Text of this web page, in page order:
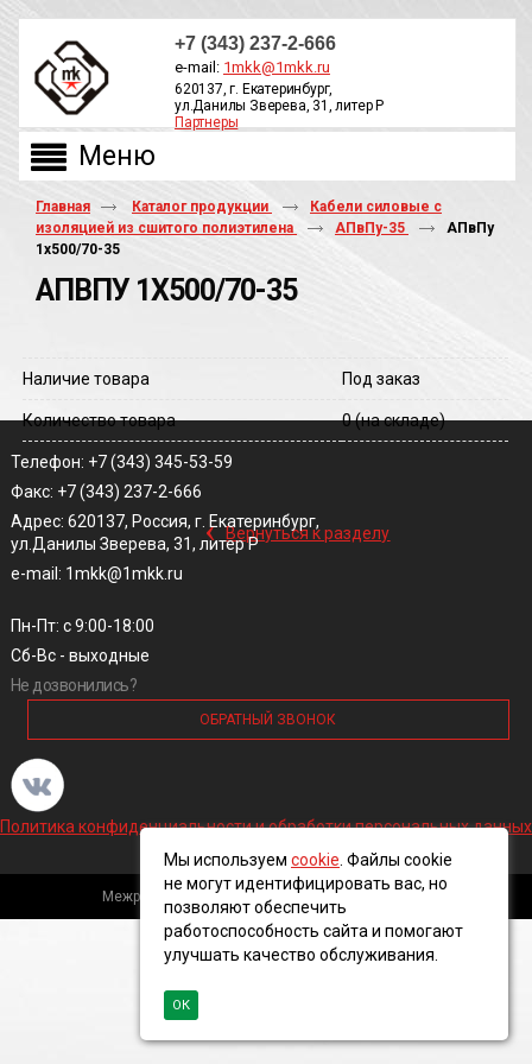
+7 (343) 237-2-666
e-mail: 1mkk@1mkk.ru
620137, г. Екатеринбург,
ул.Данилы Зверева, 31, литер Р
Партнеры
Главная Каталог продукции
Кабели силовые с
изоляцией из сшитого полиэтилена
АПвПу-35
АПвПу
1х500/70-35
АПВПУ 1Х500/70-35
Наличие товара Под заказ
Количество товара 0(на складе)
‹ Вернуться к разделу
Телефон: +7 (343) 345-53-59
Факс: +7 (343) 237-2-666
Адрес: 620137, Россия, г. Екатеринбург,
ул.Данилы Зверева, 31, литер Р
e-mail: 1mkk@1mkk.ru
Пн-Пт: с 9:00-18:00
Сб-Вс - выходные
Не дозвонились?
ОБРАТНЫЙ ЗВОНОК
Политика конфиденциальности и обработки персональных данных
Межрегиональная кабельная компания, 2016 ©
Мы используем cookie . Файлы cookie
не могут идентифицировать вас, но
позволяют обеспечить
работоспособность сайта и помогают
улучшать качество обслуживания.
ОК